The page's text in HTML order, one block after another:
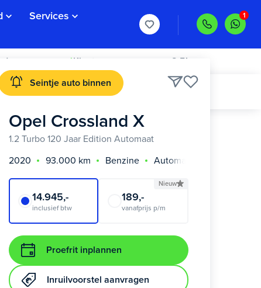
Services
> Klanten geven ons een 8,5!
Seintje auto binnen
Opel Crossland X
1.2 Turbo 120 Jaar Edition Automaat
2020
93.000 km Benzine Automaat
14.945,-
inclusief btw
Nieuw
189,-
vanafprijs p/m
Proefrit inplannen
Inruilvoorstel aanvragen